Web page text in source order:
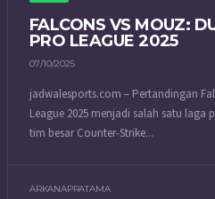
FALCONS VS MOUZ:
PRO LEAGUE 2025
07/10/2025
jadwalesports.com – Pertandingan
League 2025 menjadi salah satu laga
tim besar Counter-Strike...
ARKANAPRATAMA